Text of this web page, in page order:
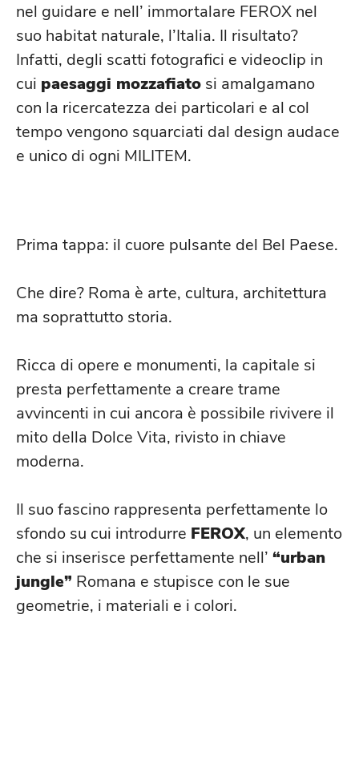
nel guidare e nell’ immortalare FEROX nel
suo habitat naturale, l’Italia. Il risultato?
Infatti, degli scatti fotografici e videoclip in
cui paesaggi mozzafiato si amalgamano
con la ricercatezza dei particolari e al col
tempo vengono squarciati dal design audace
e unico di ogni MILITEM.
Prima tappa: il cuore pulsante del Bel Paese.
Che dire? Roma è arte, cultura, architettura
ma soprattutto storia.
Ricca di opere e monumenti, la capitale si
presta perfettamente a creare trame
avvincenti in cui ancora è possibile rivivere il
mito della Dolce Vita, rivisto in chiave
moderna.
Il suo fascino rappresenta perfettamente lo
sfondo su cui introdurre FEROX, un elemento
che si inserisce perfettamente nell’ “urban
jungle” Romana e stupisce con le sue
geometrie, i materiali e i colori.